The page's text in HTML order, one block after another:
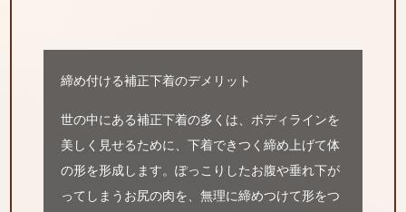
締め付ける補正下着のデメリット
世の中にある補正下着の多くは、ボディラインを
美しく見せるために、下着できつく締め上げて体
の形を形成します。ぽっこりしたお腹や垂れ下が
ってしまうお尻の肉を、無理に締めつけて形をつ